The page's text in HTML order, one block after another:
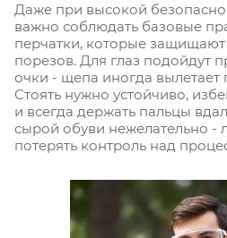
Даже при высокой
важно соблюдать базовые
перчатки, которые защищают
порезов. Для глаз подойдут
очки - щепа иногда вылетает
Стоять нужно устойчиво,
и всегда держать пальцы
сырой обуви нежелательно -
потерять контроль над